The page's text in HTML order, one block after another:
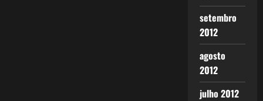
setembro
2012
agosto
2012
julho 2012